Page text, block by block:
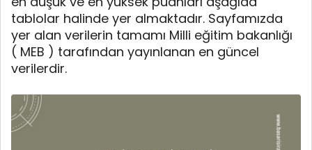
tablolar halinde yer almaktadır. Sayfamızda
yer alan verilerin tamamı Milli eğitim bakanlığı
( MEB ) tarafından yayınlanan en güncel
verilerdir.